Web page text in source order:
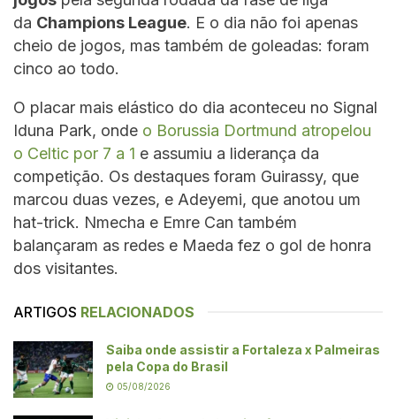
da Champions League. E o dia não foi apenas
cheio de jogos, mas também de goleadas: foram
cinco ao todo.
O placar mais elástico do dia aconteceu no Signal
Iduna Park, onde o Borussia Dortmund atropelou
o Celtic por 7 a 1 e assumiu a liderança da
competição. Os destaques foram Guirassy, que
marcou duas vezes, e Adeyemi, que anotou um
hat-trick. Nmecha e Emre Can também
balançaram as redes e Maeda fez o gol de honra
dos visitantes.
ARTIGOS RELACIONADOS
Saiba onde assistir a Fortaleza x Palmeiras
pela Copa do Brasil
05/08/2026